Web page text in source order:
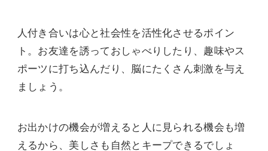
人付き合いは心と社会性を活性化させるポイン
ト。お友達を誘っておしゃべりしたり、趣味やス
ポーツに打ち込んだり、脳にたくさん刺激を与え
ましょう。
お出かけの機会が増えると人に見られる機会も増
えるから、美しさも自然とキープできるでしょ